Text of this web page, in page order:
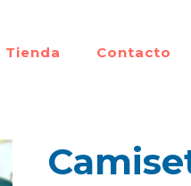
Tienda Contacto